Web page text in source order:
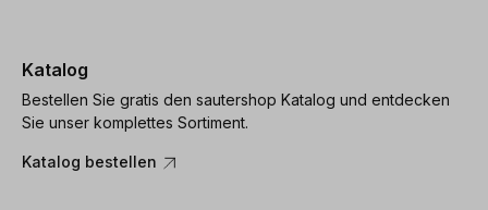
Katalog
Bestellen Sie gratis den sautershop Katalog und entdecken
Sie unser komplettes Sortiment.
Katalog bestellen